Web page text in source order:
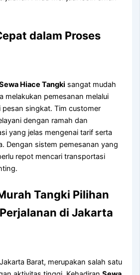
dalam Proses
Hiace Tangki sangat mudah
melakukan pemesanan melalui
pesan singkat. Tim customer
dengan ramah dan
yang jelas mengenai tarif serta
Dengan sistem pemesanan yang
repot mencari transportasi
Tangki Pilihan
di Jakarta
Barat, merupakan salah satu